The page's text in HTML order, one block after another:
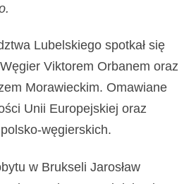
Lubelskiego spotkał się
Viktorem Orbanem oraz
Morawieckim. Omawiane
Unii Europejskiej oraz
węgierskich.
w Brukseli Jarosław